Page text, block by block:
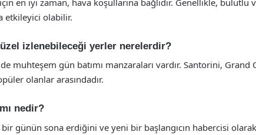
etkileyici olabilir.
izlenebileceği yerler nerelerdir?
muhteşem gün batımı manzaraları vardır. Santorini, Grand
olanlar arasındadır.
nedir?
bir günün sona erdiğini ve yeni bir başlangıcın habercisi